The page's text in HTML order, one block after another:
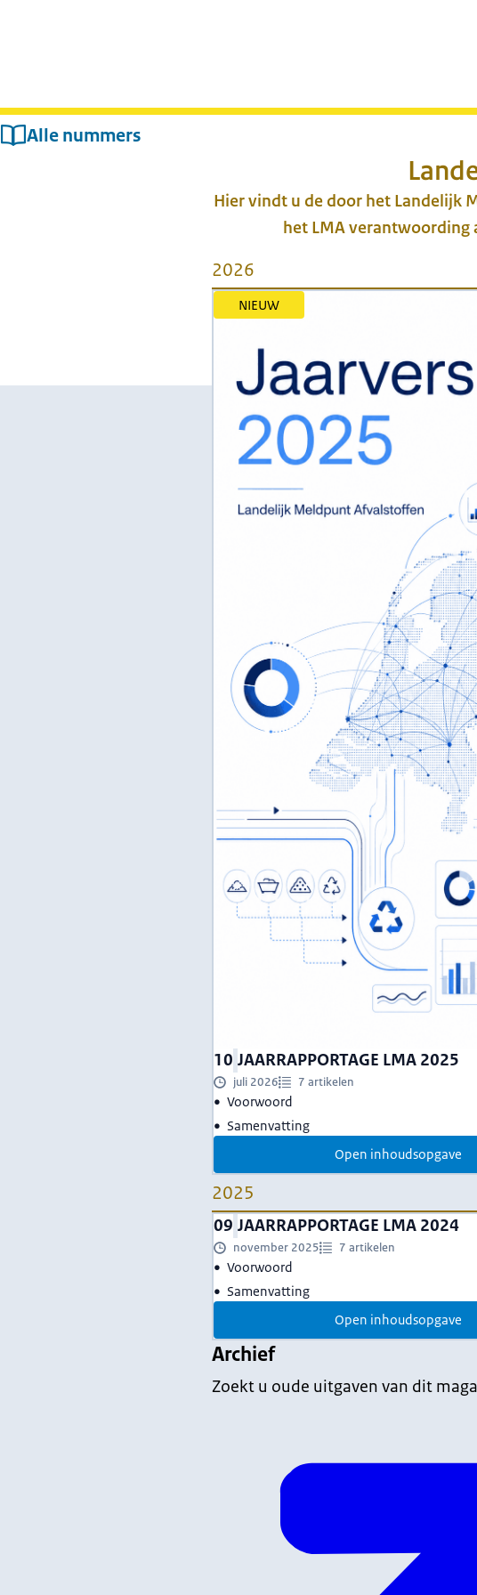
Alle nummers
Hier vindt u de door het Landelijk
het LMA verantwoording
2026
NIEUW
10 JAARRAPPORTAGE LMA 2025
juli 2026 7 artikelen
Voorwoord
Samenvatting
Open inhoudsopgave
2025
09 JAARRAPPORTAGE LMA 2024
november 2025 7 artikelen
Voorwoord
Samenvatting
Open inhoudsopgave
Archief
Zoekt u oude uitgaven van dit